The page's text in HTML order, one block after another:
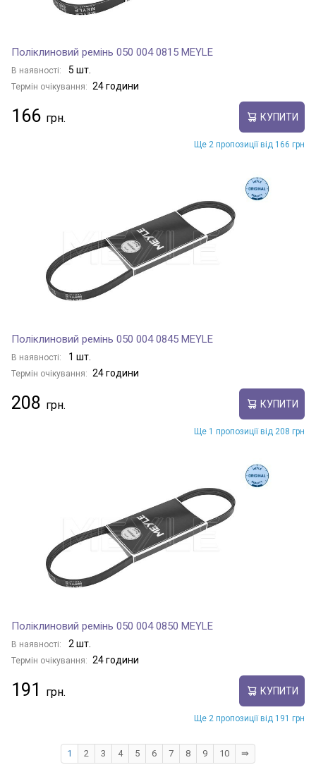
Поліклиновий ремінь 050 004 0815 MEYLE
В наявності: 5 шт.
Термін очікування: 24 години
166 КУПИТИ
Ще 2 пропозиції від 166 грн
Поліклиновий ремінь 050 004 0845 MEYLE
В наявності: 1 шт.
Термін очікування: 24 години
208 КУПИТИ
Ще 1 пропозиції від 208 грн
Поліклиновий ремінь 050 004 0850 MEYLE
В наявності: 2 шт.
Термін очікування: 24 години
191 КУПИТИ
Ще 2 пропозиції від 191 грн
1 2 3 4 5 6 7 8 9 10 ⇛